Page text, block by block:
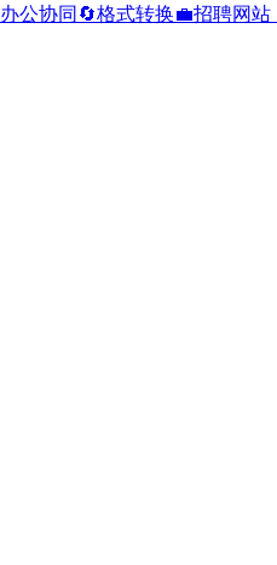
办公协同 🔄格式转换💼招聘网站